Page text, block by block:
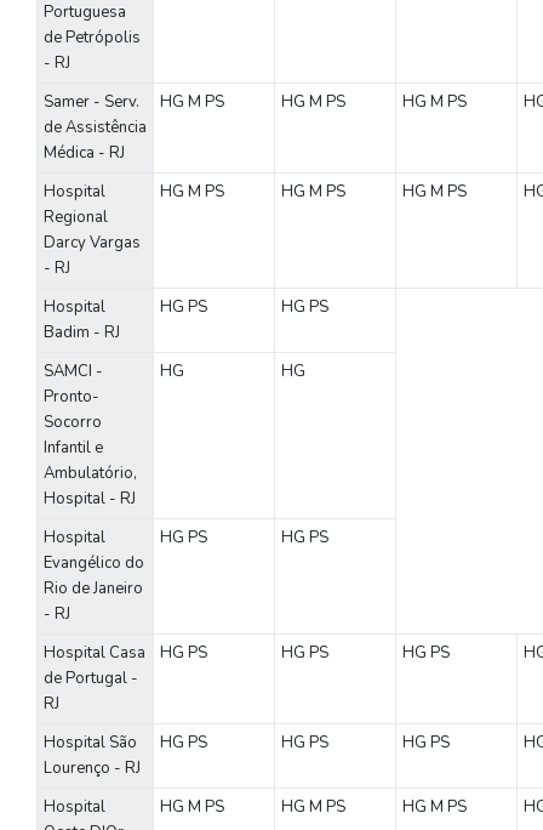
Portuguesa
de Petrópolis
- RJ
Samer - Serv.
de Assistência
Médica - RJ
HG M PS HG M PS HG M PS
Hospital
Regional
Darcy Vargas
- RJ
HG M PS HG M PS HG M PS
Hospital
Badim - RJ
HG PS HG PS
SAMCI -
Pronto-
Socorro
Infantil e
Ambulatório,
Hospital - RJ
HG HG
Hospital
Evangélico do
Rio de Janeiro
- RJ
HG PS HG PS
Hospital Casa
de Portugal -
RJ
HG PS HG PS HG PS
Hospital São
Lourenço - RJ
HG PS HG PS HG PS
Hospital
HG M PS HG M PS HG M PS